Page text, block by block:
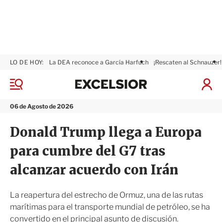
M
n
06 de Agosto de 2026
LO DE HOY: La DEA reconoce a García Harfuch ¡Rescaten al Schnauzer!
I
x
i
r
Donald Trump llega a Europa
para cumbre del G7 tras
alcanzar acuerdo con Irán
La reapertura del estrecho de Ormuz, una de las rutas
marítimas para el transporte mundial de petróleo, se ha
convertido en el principal asunto de discusión.